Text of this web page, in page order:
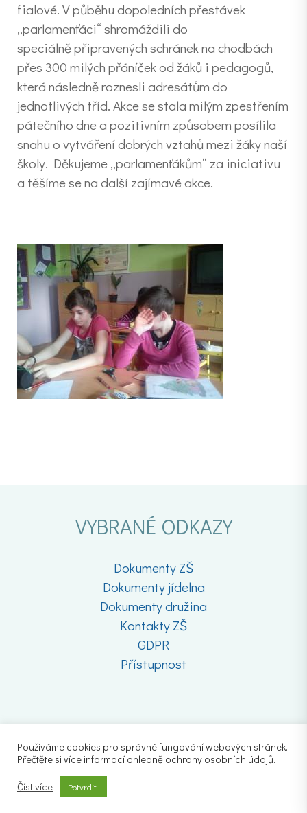
fialové. V půběhu dopoledních přestávek
„parlamenťáci“ shromáždili do
speciálně připravených schránek na chodbách
přes 300 milých přáníček od žáků i pedagogů,
která následně roznesli adresátům do
jednotlivých tříd. Akce se stala milým zpestřením
pátečního dne a pozitivním způsobem posílila
snahu o vytváření dobrých vztahů mezi žáky naší
školy. Děkujeme „parlamenťákům“ za iniciativu
a těšíme se na další zajímavé akce.
VYBRANÉ ODKAZY
Dokumenty ZŠ
Dokumenty jídelna
Dokumenty družina
Kontakty ZŠ
GDPR
Přístupnost
Používáme cookies pro správné fungování webových stránek.
Přečtěte si více informací ohledně ochrany osobních údajů.
Číst více Potvrdit.